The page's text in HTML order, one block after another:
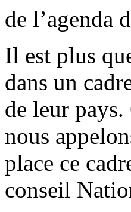
de l’agenda
Il est plus
dans un
de leur
nous
place ce
conseil